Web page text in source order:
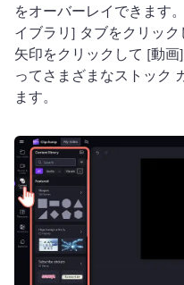
をオーバーレイできます。
イブラリ] タブをクリッ
矢印をクリックして [動画
ってさまざまなストック
ます。